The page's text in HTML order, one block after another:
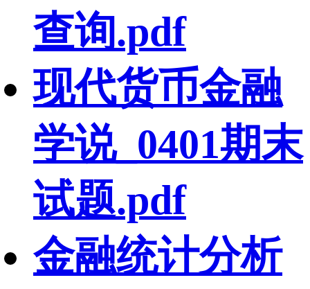
查询.pdf
现代货币金融
学说_0401期末
试题.pdf
金融统计分析